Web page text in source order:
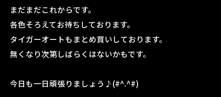
まだまだこれからです。
各色そろえてお待ちしております。
タイガーオートもまとめ買いしております。
無くなり次第しばらくはないかもです。
今日も一日頑張りましょう♪(#^.^#)